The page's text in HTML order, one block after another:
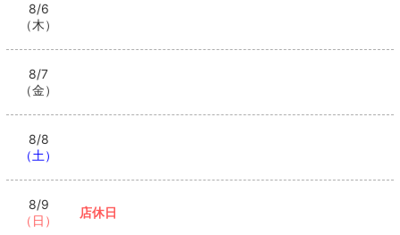
0% サービス料 15%となっております。HP▶️https://club-mau.sit
8/6
（木）
8/7
（金）
8/8
（土）
8/9
（日）
店休日